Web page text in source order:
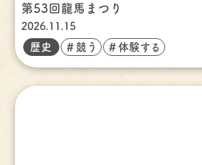
第53回龍馬まつり
2026.11.15
歴史 ＃競う ＃体験する